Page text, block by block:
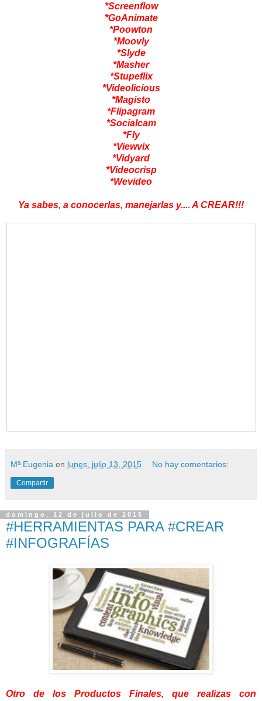
*Screenflow
*GoAnimate
*Poowton
*Moovly
*Slyde
*Masher
*Stupeflix
*Videolicious
*Magisto
*Flipagram
*Socialcam
*Fly
*Viewvix
*Vidyard
*Videocrisp
*Wevideo
Ya sabes, a conocerlas, manejarlas y.... A CREAR!!!
Mª Eugenia en lunes, julio 13, 2015 No hay comentarios:
Compartir
domingo, 12 de julio de 2015
#HERRAMIENTAS PARA #CREAR
#INFOGRAFÍAS
Otro de los Productos Finales, que realizas con